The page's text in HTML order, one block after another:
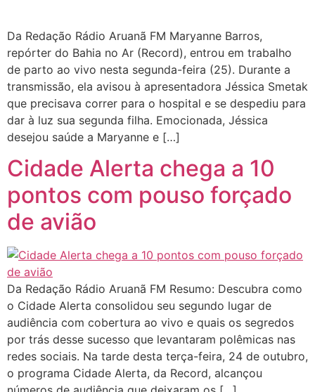
Da Redação Rádio Aruanã FM Maryanne Barros,
repórter do Bahia no Ar (Record), entrou em trabalho
de parto ao vivo nesta segunda-feira (25). Durante a
transmissão, ela avisou à apresentadora Jéssica Smetak
que precisava correr para o hospital e se despediu para
dar à luz sua segunda filha. Emocionada, Jéssica
desejou saúde a Maryanne e […]
Cidade Alerta chega a 10
pontos com pouso forçado
de avião
Da Redação Rádio Aruanã FM Resumo: Descubra como
o Cidade Alerta consolidou seu segundo lugar de
audiência com cobertura ao vivo e quais os segredos
por trás desse sucesso que levantaram polêmicas nas
redes sociais. Na tarde desta terça-feira, 24 de outubro,
o programa Cidade Alerta, da Record, alcançou